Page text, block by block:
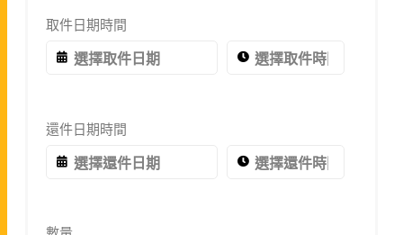
取件日期時間
還件日期時間